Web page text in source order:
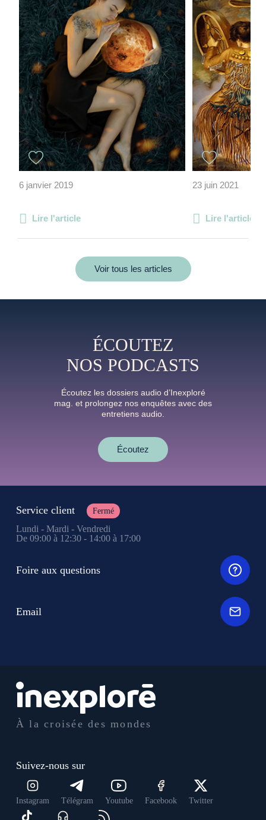
6 janvier 2019
Lire l'article
23 juin 2021
Lire l'article
Voir tous les articles
ÉCOUTEZ
NOS PODCASTS
Écoutez les dossiers audio d’Inexploré
mag. et prolongez nos enquêtes avec des
entretiens audio.
Écoutez
À la croisée des mondes
Suivez-nous sur
Instagram Télégram Youtube Facebook Twitter
Service client Fermé
Lundi - Mardi - Vendredi
De 09:00 à 12:30 - 14:00 à 17:00
Foire aux questions
Email